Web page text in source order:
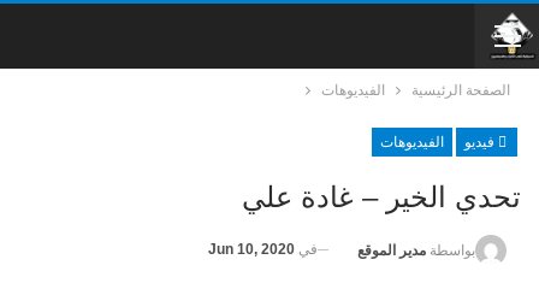
الصفحة الرئيسية الفيديوهات
فيديو الفيديوهات
تحدي الخير – غادة علي
بواسطة مدير الموقع في Jun 10, 2020